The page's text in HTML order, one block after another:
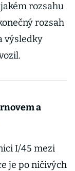
rozsahu
rozsah
výsledky
a
I/45 mezi
je po ničivých